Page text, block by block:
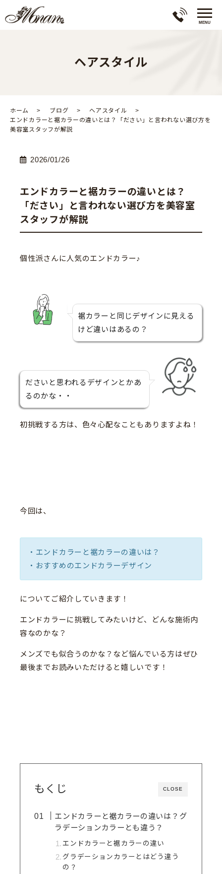
ヘアスタイル
ホーム ブログ
ヘアスタイル
エンドカラーと裾カラーの違いとは？「ださい」と言われない選び方を
美容室スタッフが解説
2026/01/26
エンドカラーと裾カラーの違いとは？
「ださい」と言われない選び方を美容室
スタッフが解説
個性派さんに人気のエンドカラー♪
裾カラーと同じデザインに見える
けど違いはあるの？
ださいと思われるデザインとかあ
るのかな・・
初挑戦する方は、色々心配なこともありますよね！
今回は、
・エンドカラーと裾カラーの違いは？
・おすすめのエンドカラーデザイン
についてご紹介していきます！
エンドカラーに挑戦してみたいけど、どんな施術内
容なのかな？
メンズでも似合うのかな？など悩んでいる方はぜひ
最後までお読みいただけると嬉しいです！
CLOSE
もくじ
エンドカラーと裾カラーの違いは？グ
ラデーションカラーとも違う？
エンドカラーと裾カラーの違い
グラデーションカラーとはどう違う
の？